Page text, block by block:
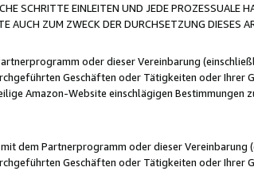
SCHRITTE EINLEITEN UND JEDE PROZESSUALE
AUCH ZUM ZWECK DER DURCHSETZUNG DIESES
oder dieser Vereinbarung
Geschäften oder Tätigkeiten oder Ihrer
Amazon-Website einschlägigen Bestimmungen
dem Partnerprogramm oder dieser Vereinbarung
Geschäften oder Tätigkeiten oder Ihrer